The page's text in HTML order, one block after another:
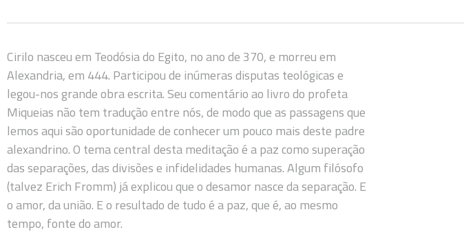
Cirilo nasceu em Teodósia do Egito, no ano de 370, e morreu em
Alexandria, em 444. Participou de inúmeras disputas teológicas e
legou-nos grande obra escrita. Seu comentário ao livro do profeta
Miqueias não tem tradução entre nós, de modo que as passagens que
lemos aqui são oportunidade de conhecer um pouco mais deste padre
alexandrino. O tema central desta meditação é a paz como superação
das separações, das divisões e infidelidades humanas. Algum filósofo
(talvez Erich Fromm) já explicou que o desamor nasce da separação. E
o amor, da união. E o resultado de tudo é a paz, que é, ao mesmo
tempo, fonte do amor.